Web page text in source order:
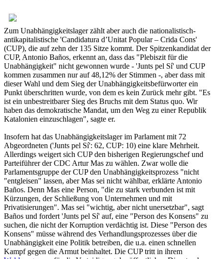
Zum Unabhängigkeitslager zählt aber auch die nationalistisch-
antikapitalistische 'Candidatura d’Unitat Popular – Crida Cons'
(CUP), die auf zehn der 135 Sitze kommt. Der Spitzenkandidat der
CUP, Antonio Baños, erkennt an, dass das "Plebiszit für die
Unabhängigkeit" nicht gewonnen wurde - 'Junts pel Sí' und CUP
kommen zusammen nur auf 48,12% der Stimmen -, aber dass mit
dieser Wahl und dem Sieg der Unabhängigkeitsbefürworter ein
Punkt überschritten wurde, von dem es kein Zurück mehr gibt. "Es
ist ein unbestreitbarer Sieg des Bruchs mit dem Status quo. Wir
haben das demokratische Mandat, um den Weg zu einer Republik
Katalonien einzuschlagen", sagte er.
Insofern hat das Unabhängigkeitslager im Parlament mit 72
Abgeordneten ('Junts pel Sí': 62, CUP: 10) eine klare Mehrheit.
Allerdings weigert sich CUP den bisherigen Regierungschef und
Parteiführer der CDC Artur Mas zu wählen. Zwar wolle die
Parlamentsgruppe der CUP den Unabhängigkeitsprozess "nicht
"entgleisen" lassen, aber Mas sei nicht wählbar, erklärte Antonio
Baños. Denn Mas eine Person, "die zu stark verbunden ist mit
Kürzungen, der Schließung von Unternehmen und mit
Privatisierungen". Mas sei "wichtig, aber nicht unersetzbar", sagt
Baños und fordert 'Junts pel Sí' auf, eine "Person des Konsens" zu
suchen, die nicht der Korruption verdächtig ist. Diese "Person des
Konsens" müsse während des Verhandlungsprozesses über die
Unabhängigkeit eine Politik betreiben, die u.a. einen schnellen
Kampf gegen die Armut beinhaltet. Die CUP tritt in ihrem